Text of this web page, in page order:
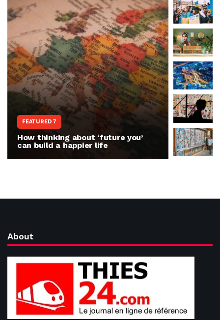
FEATURED 7
How thinking about ‘future you’
can build a happier life
WORLD
The
people
invasion
About